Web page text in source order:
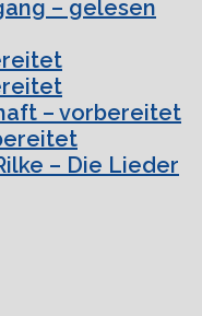
– gelesen
– vorbereitet
– Die Lieder